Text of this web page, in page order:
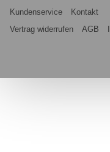
Kundenservice
Kontakt
Vertrag widerrufen
AGB